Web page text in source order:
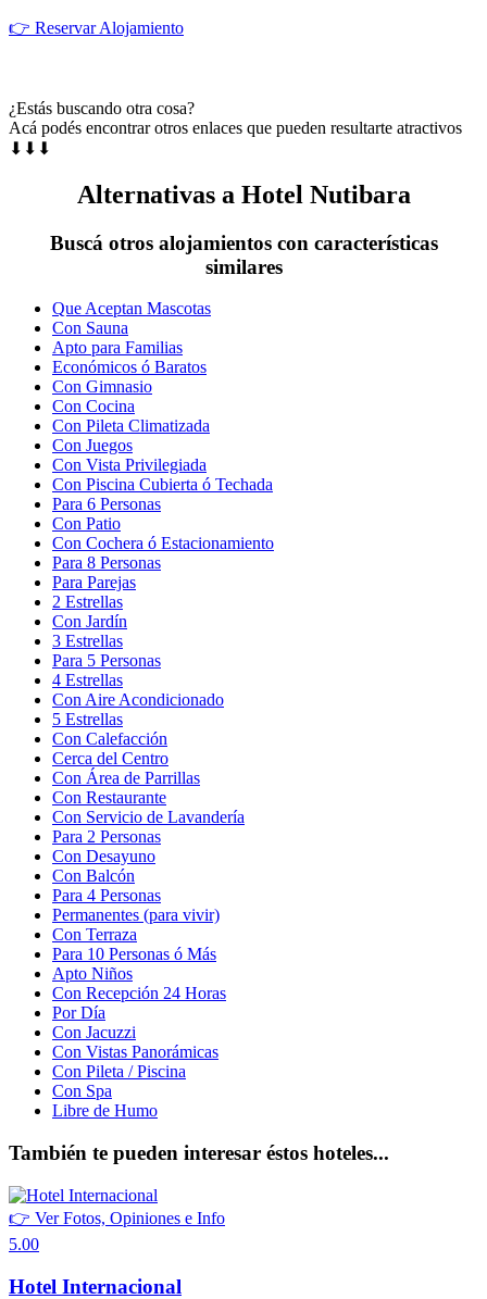
👉 Reservar Alojamiento
¿Estás buscando otra cosa?
Acá podés encontrar otros enlaces que pueden resultarte atractivos
⬇⬇⬇
Alternativas a Hotel Nutibara
Buscá otros alojamientos con características
similares
Que Aceptan Mascotas
Con Sauna
Apto para Familias
Económicos ó Baratos
Con Gimnasio
Con Cocina
Con Pileta Climatizada
Con Juegos
Con Vista Privilegiada
Con Piscina Cubierta ó Techada
Para 6 Personas
Con Patio
Con Cochera ó Estacionamiento
Para 8 Personas
Para Parejas
2 Estrellas
Con Jardín
3 Estrellas
Para 5 Personas
4 Estrellas
Con Aire Acondicionado
5 Estrellas
Con Calefacción
Cerca del Centro
Con Área de Parrillas
Con Restaurante
Con Servicio de Lavandería
Para 2 Personas
Con Desayuno
Con Balcón
Para 4 Personas
Permanentes (para vivir)
Con Terraza
Para 10 Personas ó Más
Apto Niños
Con Recepción 24 Horas
Por Día
Con Jacuzzi
Con Vistas Panorámicas
Con Pileta / Piscina
Con Spa
Libre de Humo
También te pueden interesar éstos hoteles...
👉 Ver Fotos, Opiniones e Info
5.00
Hotel Internacional